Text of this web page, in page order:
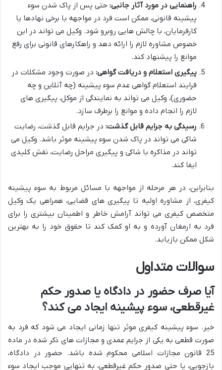
راهنمایی در مورد آثار جانبی: حتی پس از پاک شدن سوء
پیشینه قانونی، ممکن است فرد در مواجهه با برخی نهادها یا
کارفرمایان، با چالش هایی روبرو شود. وکیل می تواند در این
خصوص مشاوره لازم را ارائه دهد و راهکارهای قانونی برای رفع
موانع را پیشنهاد کند.
پیگیری استعلام و دریافت گواهی: در صورت وجود مشکلات در
فرایند استعلام گواهی عدم سوء پیشینه (چه آنلاین و چه
حضوری)، وکیل می تواند به نمایندگی از موکل، پیگیری های
لازم را انجام داده و موانع را برطرف سازد.
رسیدگی به جرایم قابل گذشت: در جرایم قابل گذشت، رضایت
شاکی می تواند در پاک شدن سوء پیشینه موثر باشد. وکیل می
تواند در مذاکره با شاکی و پیگیری مراحل رضایت، نقش کلیدی
ایفا کند.
بنابراین، در هر مرحله از مواجهه با مسائل مربوط به سوء پیشینه
کیفری، از مشاوره اولیه تا پیگیری های قضایی، همراهی یک وکیل
متخصص کیفری می تواند آرامش خاطر و اطمینان بیشتری را برای
فرد به ارمغان آورده و به او کمک کند تا حقوق خود را به بهترین
شکل ممکن بازیابد.
سوالات متداول
آیا صرف حضور در دادگاه یا صدور حکم
غیرقطعی، سوء پیشینه ایجاد می کند؟
خیر. سوء پیشینه کیفری موثر تنها زمانی ایجاد می شود که فرد به
صورت قطعی به یکی از جرایم عمدی و مجازات های ذکر شده در ماده
25 قانون مجازات اسلامی محکوم شده باشد. حضور در دادگاه،
بازجویی، یا حتی صدور حکم غیرقطعی، به تنهایی موجب ایجاد سوء